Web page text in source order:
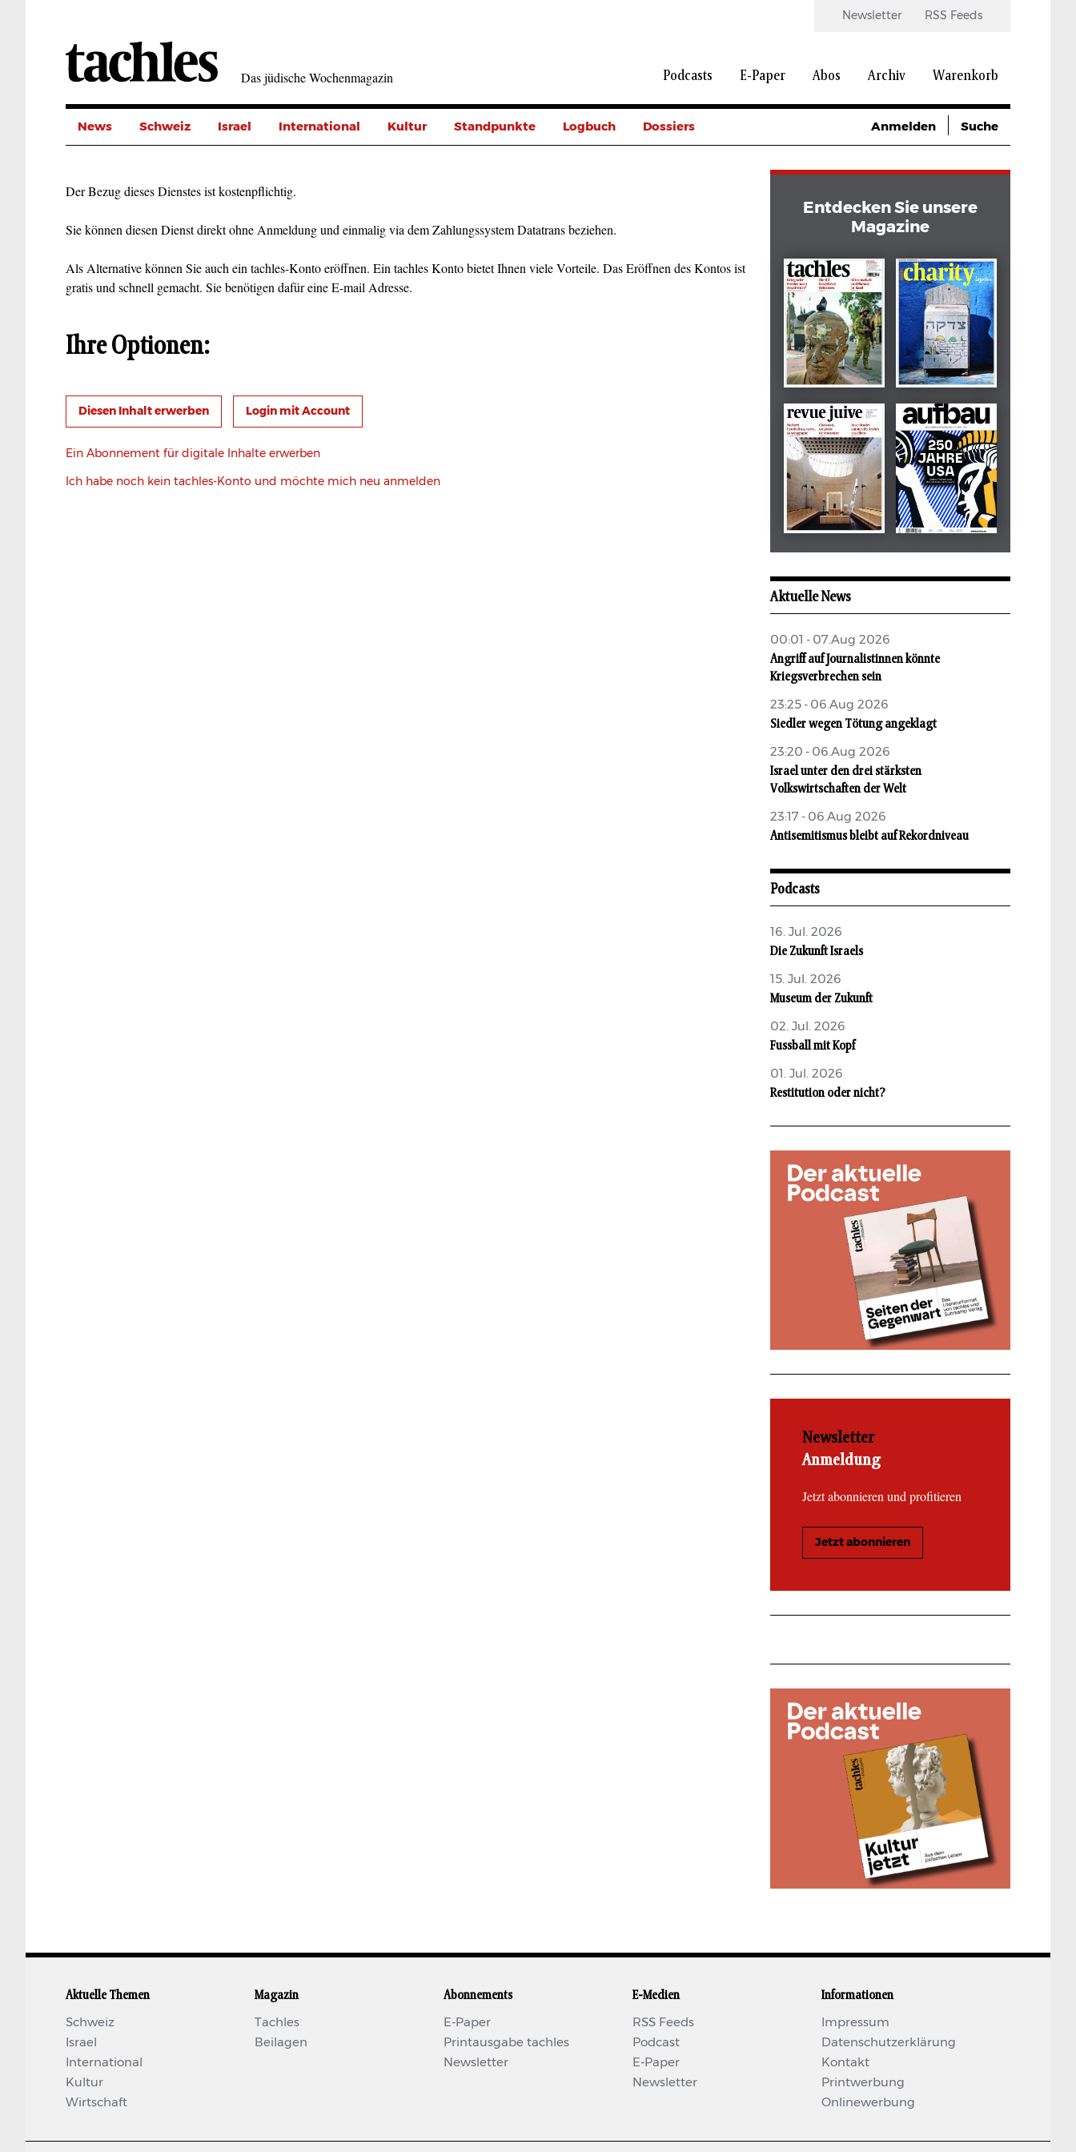
Das jüdische Wochenmagazin
Newsletter RSS Feeds
Podcasts E-Paper Abos Archiv Warenkorb
News Schweiz Israel International Kultur Standpunkte Logbuch Dossiers Anmelden Suche
Der Bezug dieses Dienstes ist kostenpflichtig.
Sie können diesen Dienst direkt ohne Anmeldung und einmalig via dem Zahlungssystem Datatrans beziehen.
Als Alternative können Sie auch ein tachles-Konto eröffnen. Ein tachles Konto bietet Ihnen viele Vorteile. Das Eröffnen des Kontos ist
gratis und schnell gemacht. Sie benötigen dafür eine E-mail Adresse.
Ihre Optionen:
Login mit Account
Ein Abonnement für digitale Inhalte erwerben
Ich habe noch kein tachles-Konto und möchte mich neu anmelden
Entdecken Sie unsere
Magazine
Dezember 2024
tachles
März 2026
Beilage
Mai 2026 Mai 2026
Aktuelle News
00:01 - 07.Aug 2026
Angriff auf Journalistinnen könnte
Kriegsverbrechen sein
23:25 - 06.Aug 2026
Siedler wegen Tötung angeklagt
23:20 - 06.Aug 2026
Israel unter den drei stärksten
Volkswirtschaften der Welt
23:17 - 06.Aug 2026
Antisemitismus bleibt auf Rekordniveau
Podcasts
16. Jul. 2026
Die Zukunft Israels
15. Jul. 2026
Museum der Zukunft
02. Jul. 2026
Fussball mit Kopf
01. Jul. 2026
Restitution oder nicht?
Newsletter
Anmeldung
Jetzt abonnieren und profitieren
Jetzt abonnieren
Aktuelle Themen
Schweiz
Israel
International
Kultur
Wirtschaft
Magazin
Tachles
Beilagen
Abonnements
E-Paper
Printausgabe tachles
Newsletter
E-Medien
RSS Feeds
Podcast
E-Paper
Newsletter
Informationen
Impressum
Datenschutzerklärung
Kontakt
Printwerbung
Onlinewerbung